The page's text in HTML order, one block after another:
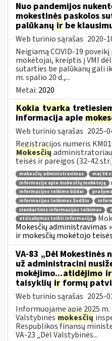
Nuo pandemijos
mokestinės paskolos
palūkanų ir be
Web turinio sąrašas 2020-
Neigiamą COVID-19
mokėtojai, kreiptis į VMI
sutarties be palūkanų gali
m. spalio 20 d.,...
Metai: 2020
Kokia tvarka
informacija apie
Web turinio sąrašas 2025-
Registracijos numeris
Mokesčių
teisės ir pareigos (32-42
mokesčių administravimas maį 38
informacija apie mokesčių mokėtoją
informacijos teikimo būdai
informacijos teikimas žodžiu
vienkartinis informacijos teikimas
atsisakymas teikti informaciją
Mokesčių administravimas
ir mokesčių mokėtojo
VA-83 „Dėl Mokestinės
už administracinį
mokėjimo...atidėjimo ir
taisyklių ir formų
Web turinio sąrašas 2025-
Informuojame apie 2025
Valstybinės mokesčių
Respublikos finansų
VA-23 „Dėl Valstybinės...